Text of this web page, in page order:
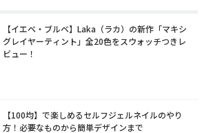
【イエベ・ブルベ】Laka（ラカ）の新作「マキシ
グレイヤーティント」全20色をスウォッチつきレ
ビュー！
【100均】で楽しめるセルフジェルネイルのやり
方！必要なものから簡単デザインまで